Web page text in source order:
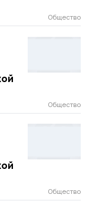
Общество
Общество
Общество